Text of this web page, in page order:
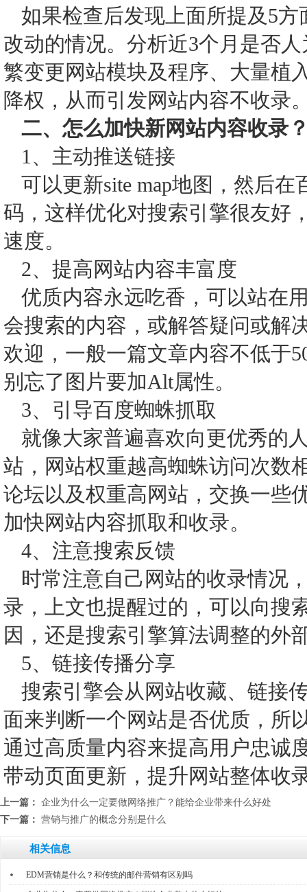
如果检查后发现上面所提及5
改动的情况。分析近3个月是否
繁变更网站模块及程序、大量植
降权，从而引发网站内容不收录
二、怎么加快新网站内容收录
1、主动推送链接
可以更新site map地图，然后
码，这样优化对搜索引擎很友好
速度。
2、提高网站内容丰富度
优质内容永远吃香，可以站在
会搜索的内容，或解答疑问或解
欢迎，一般一篇文章内容不低于
别忘了图片要加Alt属性。
3、引导百度蜘蛛抓取
就像大家普遍喜欢向更优秀的
站，网站权重越高蜘蛛访问次数
论坛以及权重高网站，交换一些
加快网站内容抓取和收录。
4、注意搜索反馈
时常注意自己网站的收录情况
录，上文也提醒过的，可以向搜
因，还是搜索引擎算法调整的外
5、链接传播分享
搜索引擎会从网站收藏、链接
面来判断一个网站是否优质，所
通过高质量内容来提高用户忠诚
带动页面更新，提升网站整体收
上一篇： 企业为什么一定要做网络推广？能给企业带来什么好处
下一篇： 营销与推广的概念分别是什么
相关信息
EDM营销是什么？和传统的邮件营销有区别吗